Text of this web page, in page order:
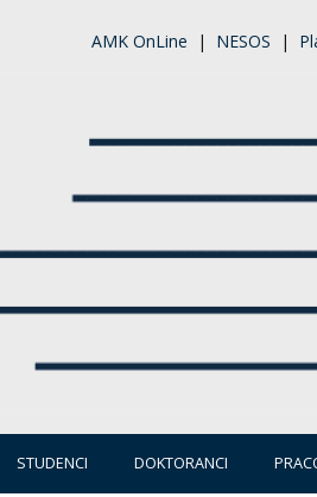
AMK OnLine | NESOS |
STUDENCI DOKTORANCI